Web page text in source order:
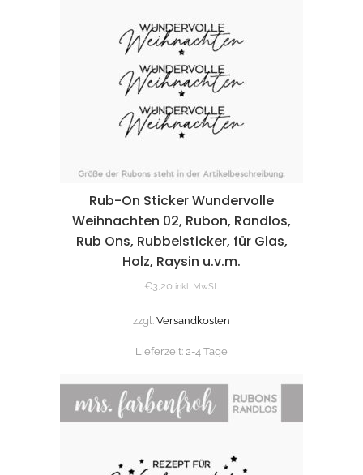
Rub-On Sticker Wundervolle
Weihnachten 02, Rubon, Randlos,
Rub Ons, Rubbelsticker, für Glas,
Holz, Raysin u.v.m.
€3,20 inkl. MwSt.
zzgl. Versandkosten
Lieferzeit: 2-4 Tage